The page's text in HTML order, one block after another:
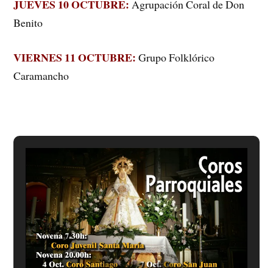
JUEVES 10 OCTUBRE: Agrupación Coral de Don
Benito
VIERNES 11 OCTUBRE: Grupo Folklórico
Caramancho